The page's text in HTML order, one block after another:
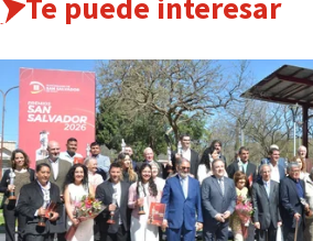
Te puede interesar